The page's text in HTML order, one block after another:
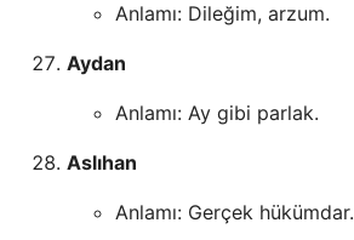
Anlamı: Dileğim, arzum.
Aydan
Anlamı: Ay gibi parlak.
Aslıhan
Anlamı: Gerçek hükümdar.